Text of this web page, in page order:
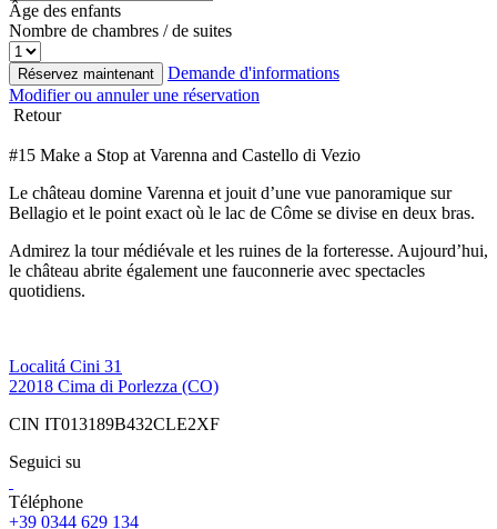
Âge des enfants
Nombre de chambres / de suites
Réservez maintenant
Demande d'informations
Modifier ou annuler une réservation
Retour
#15 Make a Stop at Varenna and Castello di Vezio
Le château domine Varenna et jouit d’une vue panoramique sur
Bellagio et le point exact où le lac de Côme se divise en deux bras.
Admirez la tour médiévale et les ruines de la forteresse. Aujourd’hui,
le château abrite également une fauconnerie avec spectacles
quotidiens.
Localitá Cini 31
22018 Cima di Porlezza (CO)
CIN IT013189B432CLE2XF
Seguici su
Téléphone
+39 0344 629 134